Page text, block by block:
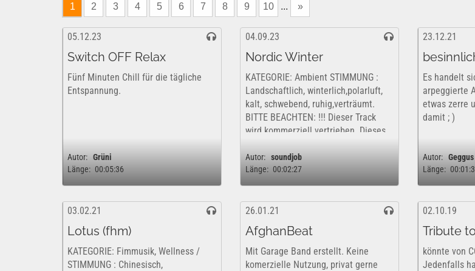
1 2 3 4 5 6 7 8 9 10 ... »
05.12.23
Switch OFF Relax
Fünf Minuten Chill für die tägliche
Entspannung.
Autor: Grüni
Länge: 00:05:36
04.09.23
Nordic Winter
KATEGORIE: Ambient STIMMUNG :
Landschaftlich, winterlich,polarluft,
kalt, schwebend, ruhig,verträumt.
BITTE BEACHTEN: !!! Dieser Track
wird kommerziell vertrieben. Dieses
rechtlich für eine rein private,...
Autor: soundjob
Länge: 00:02:27
23.12.21
Es handelt
arpeggierte
etwas zerre
damit ; )
Autor: Geggus
Länge:
03.02.21
Lotus (fhm)
KATEGORIE: Fimmusik, Wellness /
STIMMUNG : Chinesisch,
26.01.21
AfghanBeat
Mit Garage Band erstellt. Keine
komerzielle Nutzung, privat gerne
02.10.19
Tribute
könnte von
Jedenfalls